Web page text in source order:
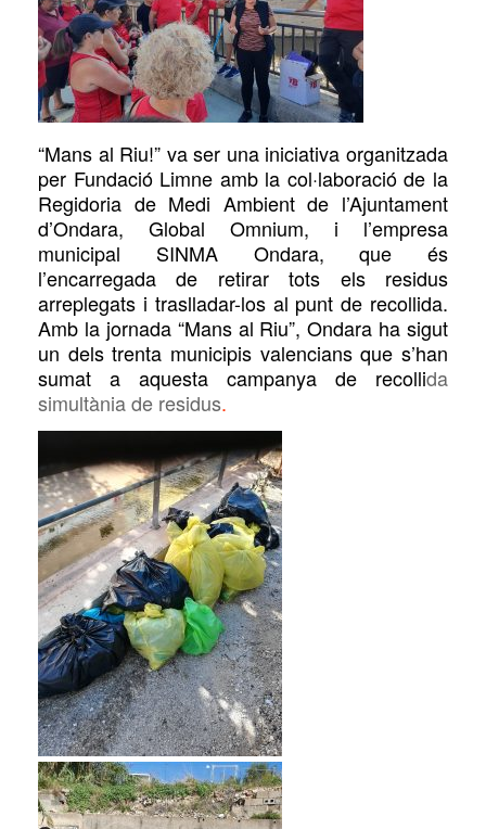
“Mans al Riu!” va ser una iniciativa organitzada
per Fundació Limne amb la col·laboració de la
Regidoria de Medi Ambient de l’Ajuntament
d’Ondara, Global Omnium, i l’empresa
municipal SINMA Ondara, que és
l’encarregada de retirar tots els residus
arreplegats i traslladar-los al punt de recollida.
Amb la jornada “Mans al Riu”, Ondara ha sigut
un dels trenta municipis valencians que s’han
sumat a aquesta campanya de recollida
simultània de residus.